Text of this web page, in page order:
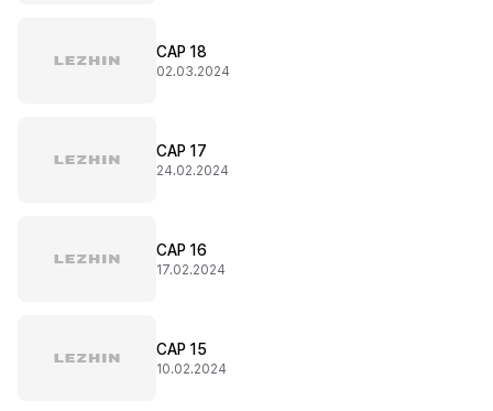
CAP 18
02.03.2024
CAP 17
24.02.2024
CAP 16
17.02.2024
CAP 15
10.02.2024